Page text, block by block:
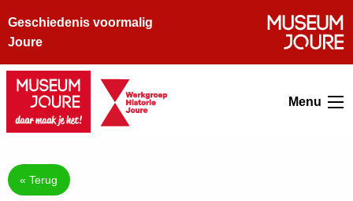
Geschiedenis voormalig
Joure
Menu
« Terug